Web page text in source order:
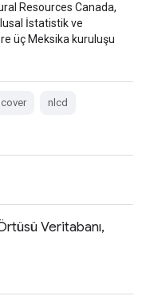
Resources Canada,
İstatistik ve
üç Meksika kuruluşu
nlcd
Veritabanı,